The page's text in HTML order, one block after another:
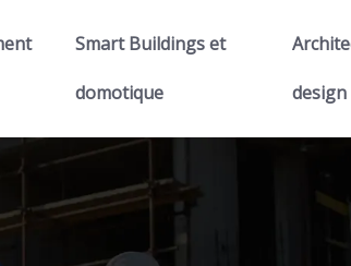
Smart Buildings et
domotique design